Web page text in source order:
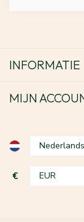
INFORMATIE
MIJN
€